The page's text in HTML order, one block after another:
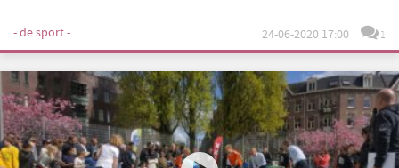
- de sport - 24-06-2020 17:00 1